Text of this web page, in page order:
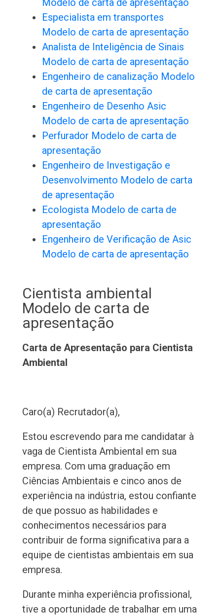
Modelo de carta de apresentação
Especialista em transportes
Modelo de carta de apresentação
Analista de Inteligência de Sinais
Modelo de carta de apresentação
Engenheiro de canalização Modelo
de carta de apresentação
Engenheiro de Desenho Asic
Modelo de carta de apresentação
Perfurador Modelo de carta de
apresentação
Engenheiro de Investigação e
Desenvolvimento Modelo de carta
de apresentação
Ecologista Modelo de carta de
apresentação
Engenheiro de Verificação de Asic
Modelo de carta de apresentação
Cientista ambiental
Modelo de carta de
apresentação
Carta de Apresentação para Cientista
Ambiental
Caro(a) Recrutador(a),
Estou escrevendo para me candidatar à
vaga de Cientista Ambiental em sua
empresa. Com uma graduação em
Ciências Ambientais e cinco anos de
experiência na indústria, estou confiante
de que possuo as habilidades e
conhecimentos necessários para
contribuir de forma significativa para a
equipe de cientistas ambientais em sua
empresa.
Durante minha experiência profissional,
tive a oportunidade de trabalhar em uma